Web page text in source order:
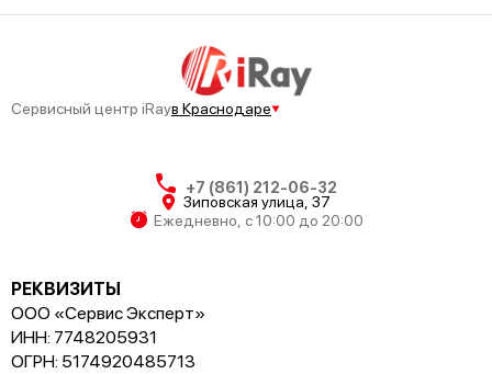
Сервисный центр iRayв Краснодаре
+7 (861) 212-06-32
Зиповская улица, 37
Ежедневно, с 10:00 до 20:00
РЕКВИЗИТЫ
ООО «Сервис Эксперт»
ИНН: 7748205931
ОГРН: 5174920485713